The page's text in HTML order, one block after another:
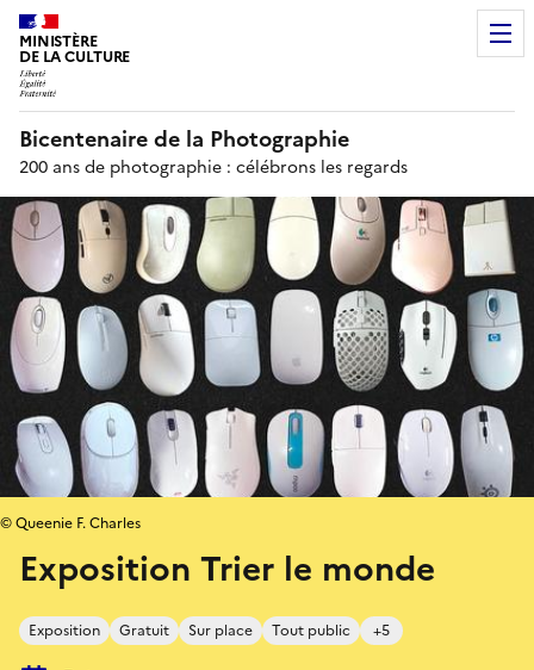
MINISTÈRE
DE LA CULTURE
Bicentenaire de la Photographie
200 ans de photographie : célébrons les regards
Exposition Trier le monde
Exposition Gratuit Sur place Tout public +5
© Queenie F. Charles